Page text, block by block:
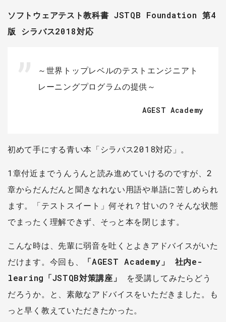
ソフトウェアテスト教科書 JSTQB Foundation 第4
版 シラバス2018対応
～世界トップレベルのテストエンジニアト
レーニングプログラムの提供～
AGEST Academy
初めて手にする青い本「シラバス2018対応」。
1章付近までうんうんと読み進めていけるのですが、2
章からだんだんと聞きなれない用語や単語に苦しめられ
ます。「テストスイート」何それ？甘いの？そんな状態
でまったく理解できず、そっと本を閉じます。
こんな時は、先輩に弱音を吐くとよきアドバイスがいた
だけます。今回も、
「AGEST Academy」 社内e-
learing「JSTQB対策講座」
を受講してみたらどう
だろうか。と、素敵なアドバイスをいただきました。も
っと早く教えていただきたかった。